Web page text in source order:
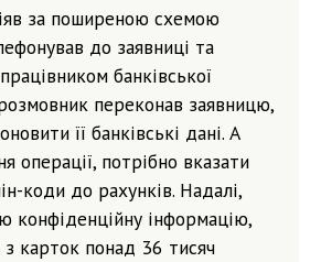
за поширеною схемою
до заявниці та
банківської
переконав заявницю,
її банківські дані. А
операції, потрібно вказати
коди до рахунків. Надалі,
конфіденційну інформацію,
карток понад 36 тисяч